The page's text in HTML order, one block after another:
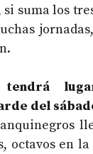
suma los
del
octavos en